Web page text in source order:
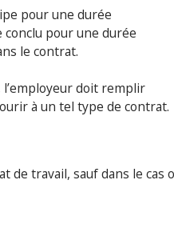
pour une durée
pour une durée
le contrat.
doit remplir
à un tel type de contrat.
de travail, sauf dans le cas